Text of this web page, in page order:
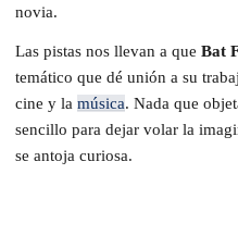
novia.
Las pistas nos llevan a que Bat
temático que dé unión a su
cine y la música. Nada que
sencillo para dejar volar la
se antoja curiosa.